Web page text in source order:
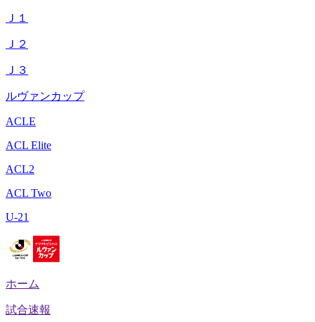
Ｊ１
Ｊ２
Ｊ３
ルヴァンカップ
ACLE
ACL Elite
ACL2
ACL Two
U-21
ホーム
試合速報